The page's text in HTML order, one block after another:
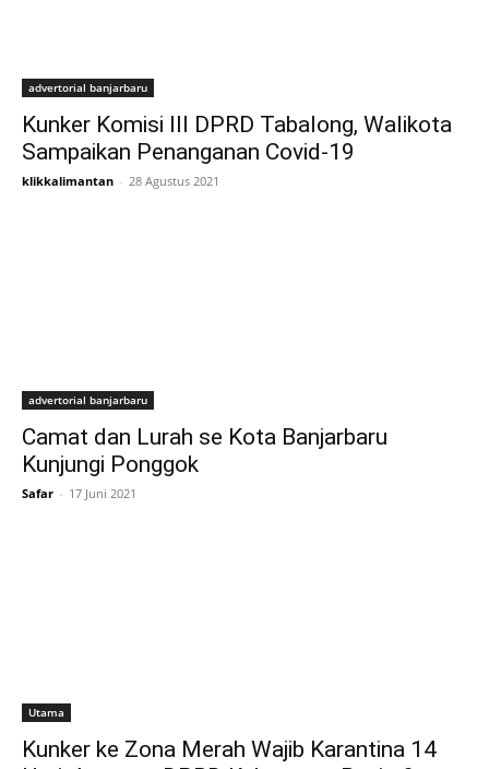
advertorial banjarbaru
Kunker Komisi III DPRD Tabalong, Walikota
Sampaikan Penanganan Covid-19
klikkalimantan - 28 Agustus 2021
advertorial banjarbaru
Camat dan Lurah se Kota Banjarbaru
Kunjungi Ponggok
Safar - 17 Juni 2021
Utama
Kunker ke Zona Merah Wajib Karantina 14